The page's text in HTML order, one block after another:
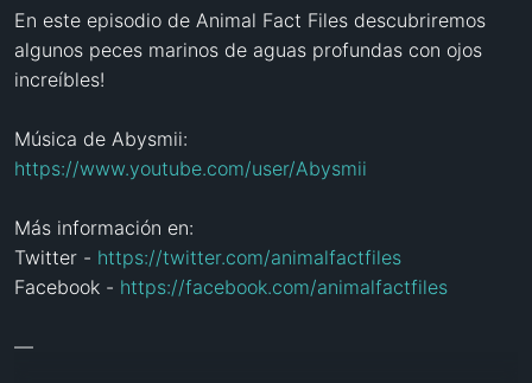
En este episodio de Animal Fact Files descubriremos
algunos peces marinos de aguas profundas con ojos
increíbles!
https://www.youtube.com/user/Abysmii
Más información en:
Twitter - https://twitter.com/animalfactfiles
Facebook - https://facebook.com/animalfactfiles
—